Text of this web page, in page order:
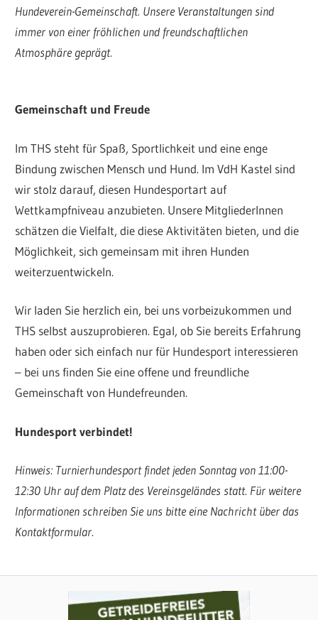
Hundeverein-Gemeinschaft. Unsere Veranstaltungen sind
immer von einer fröhlichen und freundschaftlichen
Atmosphäre geprägt.
Gemeinschaft und Freude
Im THS steht für Spaß, Sportlichkeit und eine enge
Bindung zwischen Mensch und Hund. Im VdH Kastel sind
wir stolz darauf, diesen Hundesportart auf
Wettkampfniveau anzubieten. Unsere MitgliederInnen
schätzen die Vielfalt, die diese Aktivitäten bieten, und die
Möglichkeit, sich gemeinsam mit ihren Hunden
weiterzuentwickeln.
Wir laden Sie herzlich ein, bei uns vorbeizukommen und
THS selbst auszuprobieren. Egal, ob Sie bereits Erfahrung
haben oder sich einfach nur für Hundesport interessieren
– bei uns finden Sie eine offene und freundliche
Gemeinschaft von Hundefreunden.
Hundesport verbindet!
Hinweis: Turnierhundesport findet jeden Sonntag von 11:00-
12:30 Uhr auf dem Platz des Vereinsgeländes statt. Für weitere
Informationen schreiben Sie uns bitte eine Nachricht über das
Kontaktformular.